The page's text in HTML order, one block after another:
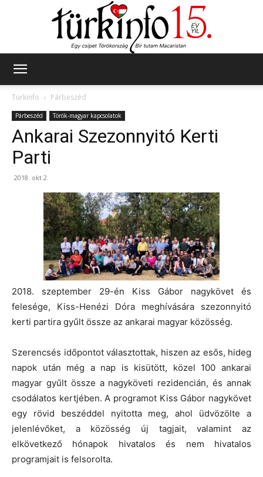
Türkinfo
Párbeszéd
Párbeszéd Török-magyar kapcsolatok
Ankarai Szezonnyitó Kerti
Parti
2018. okt 2.
2018. szeptember 29-én Kiss Gábor nagykövet és
felesége, Kiss-Henézi Dóra meghívására szezonnyitó
kerti partira gyűlt össze az ankarai magyar közösség.
Szerencsés időpontot választottak, hiszen az esős, hideg
napok után még a nap is kisütött, közel 100 ankarai
magyar gyűlt össze a nagyköveti rezidencián, és annak
csodálatos kertjében. A programot Kiss Gábor nagykövet
egy rövid beszéddel nyitotta meg, ahol üdvözölte a
jelenlévőket, a közösség új tagjait, valamint az
elkövetkező hónapok hivatalos és nem hivatalos
programjait is felsorolta.